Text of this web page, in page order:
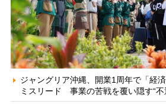
ジャングリア沖縄、開業1周年で「経
ミスリード 事業の苦戦を覆い隠す“不